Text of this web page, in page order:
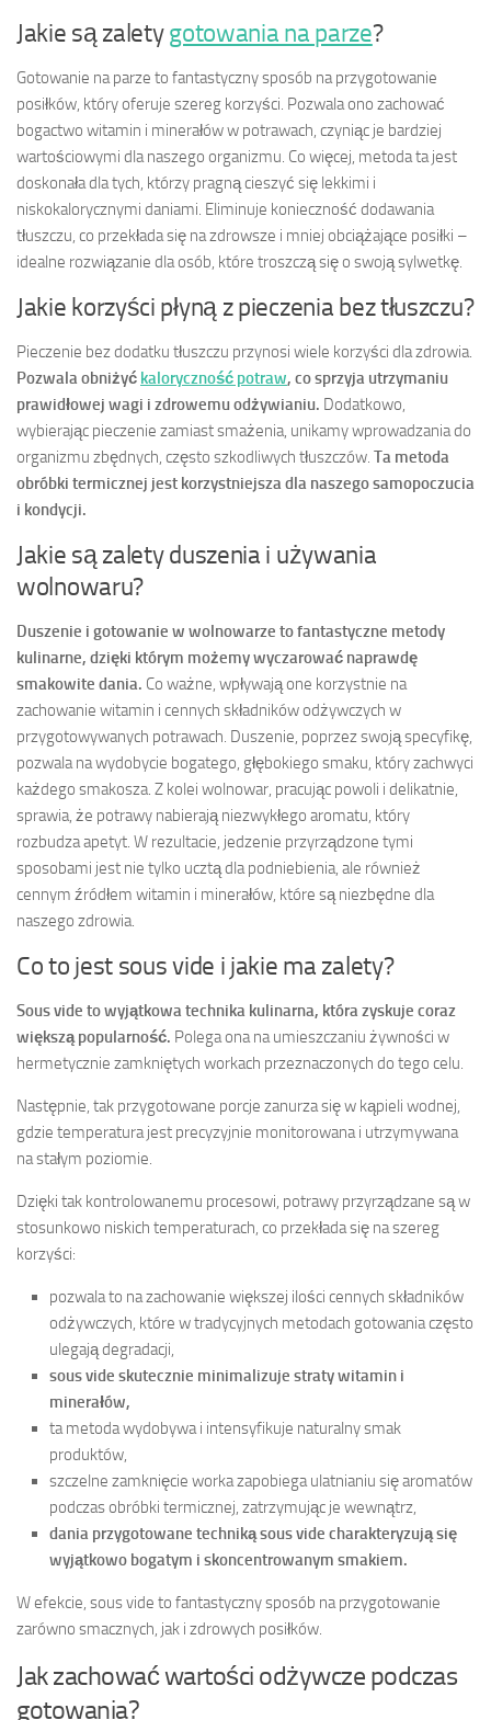
Jakie są zaletygotowania na parze?
Gotowanie na parze to fantastyczny sposób na przygotowanie
posiłków, który oferuje szereg korzyści. Pozwala ono zachować
bogactwo witamin i minerałów w potrawach, czyniąc je bardziej
wartościowymi dla naszego organizmu. Co więcej, metoda ta jest
doskonała dla tych, którzy pragną cieszyć się lekkimi i
niskokalorycznymi daniami. Eliminuje konieczność dodawania
tłuszczu, co przekłada się na zdrowsze i mniej obciążające posiłki –
idealne rozwiązanie dla osób, które troszczą się o swoją sylwetkę.
Jakie korzyści płyną z pieczenia bez tłuszczu?
Pieczenie bez dodatku tłuszczu przynosi wiele korzyści dla zdrowia.
Pozwala obniżyć kaloryczność potraw, co sprzyja utrzymaniu
prawidłowej wagi i zdrowemu odżywianiu. Dodatkowo,
wybierając pieczenie zamiast smażenia, unikamy wprowadzania do
organizmu zbędnych, często szkodliwych tłuszczów. Ta metoda
obróbki termicznej jest korzystniejsza dla naszego samopoczucia
i kondycji.
Jakie są zalety duszenia i używania
wolnowaru?
Duszenie i gotowanie w wolnowarze to fantastyczne metody
kulinarne, dzięki którym możemy wyczarować naprawdę
smakowite dania. Co ważne, wpływają one korzystnie na
zachowanie witamin i cennych składników odżywczych w
przygotowywanych potrawach. Duszenie, poprzez swoją specyfikę,
pozwala na wydobycie bogatego, głębokiego smaku, który zachwyci
każdego smakosza. Z kolei wolnowar, pracując powoli i delikatnie,
sprawia, że potrawy nabierają niezwykłego aromatu, który
rozbudza apetyt. W rezultacie, jedzenie przyrządzone tymi
sposobami jest nie tylko ucztą dla podniebienia, ale również
cennym źródłem witamin i minerałów, które są niezbędne dla
naszego zdrowia.
Co to jest sous vide i jakie ma zalety?
Sous vide to wyjątkowa technika kulinarna, która zyskuje coraz
większą popularność. Polega ona na umieszczaniu żywności w
hermetycznie zamkniętych workach przeznaczonych do tego celu.
Następnie, tak przygotowane porcje zanurza się w kąpieli wodnej,
gdzie temperatura jest precyzyjnie monitorowana i utrzymywana
na stałym poziomie.
Dzięki tak kontrolowanemu procesowi, potrawy przyrządzane są w
stosunkowo niskich temperaturach, co przekłada się na szereg
korzyści:
pozwala to na zachowanie większej ilości cennych składników
odżywczych, które w tradycyjnych metodach gotowania często
ulegają degradacji,
sous vide skutecznie minimalizuje straty witamin i
minerałów,
ta metoda wydobywa i intensyfikuje naturalny smak
produktów,
szczelne zamknięcie worka zapobiega ulatnianiu się aromatów
podczas obróbki termicznej, zatrzymując je wewnątrz,
dania przygotowane techniką sous vide charakteryzują się
wyjątkowo bogatym i skoncentrowanym smakiem.
W efekcie, sous vide to fantastyczny sposób na przygotowanie
zarówno smacznych, jak i zdrowych posiłków.
Jak zachować wartości odżywcze podczas
gotowania?